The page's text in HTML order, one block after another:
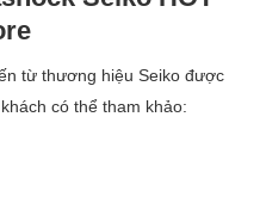
từ thương hiệu Seiko được
có thể tham khảo: